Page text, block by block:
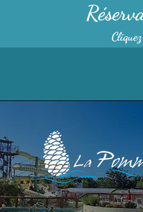
Panneau de gestion des cookies